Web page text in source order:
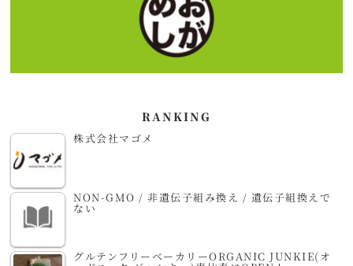
RANKING
株式会社マゴメ
NON-GMO / 非遺伝子組み換え / 遺伝子組換えで
ない
グルテンフリーベーカリーORGANIC JUNKIE(オ